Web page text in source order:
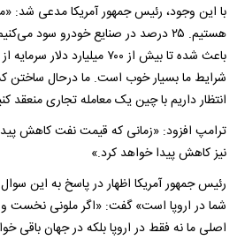
با این وجود، رئیس جمهور آمریکا مدعی شد:
هستیم. ۲۵ درصد در صنایع خودرو سود
باعث شده تا بیش از ۷۰۰ میلیارد
شرایط ما بسیار خوب است. ما درحال ساختن
انتظار داریم با چین یک معامله تجاری منعقد
ترامپ افزود: «زمانی که قیمت نفت کاهش
نیز کاهش پیدا خواهد کرد.»
رئیس جمهور آمریکا اظهار در پاسخ به این سوال
شما در اروپا است» گفت: «اگر ملونی نخست
اصلی ما نه فقط در اروپا بلکه در جهان باقی